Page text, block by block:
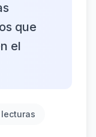
que
el
lecturas